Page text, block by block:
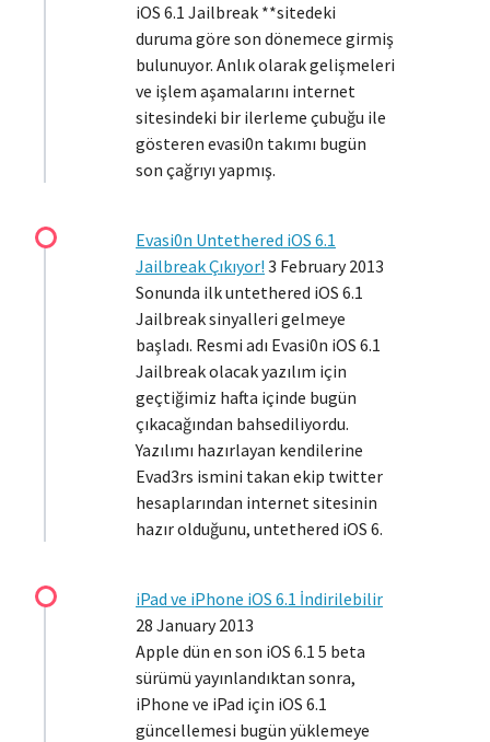
iOS 6.1 Jailbreak **sitedeki
duruma göre son dönemece girmiş
bulunuyor. Anlık olarak gelişmeleri
ve işlem aşamalarını internet
sitesindeki bir ilerleme çubuğu ile
gösteren evasi0n takımı bugün
son çağrıyı yapmış.
Evasi0n Untethered iOS 6.1
Jailbreak Çıkıyor! 3 February 2013
Sonunda ilk untethered iOS 6.1
Jailbreak sinyalleri gelmeye
başladı. Resmi adı Evasi0n iOS 6.1
Jailbreak olacak yazılım için
geçtiğimiz hafta içinde bugün
çıkacağından bahsediliyordu.
Yazılımı hazırlayan kendilerine
Evad3rs ismini takan ekip twitter
hesaplarından internet sitesinin
hazır olduğunu, untethered iOS 6.
iPad ve iPhone iOS 6.1 İndirilebilir
28 January 2013
Apple dün en son iOS 6.1 5 beta
sürümü yayınlandıktan sonra,
iPhone ve iPad için iOS 6.1
güncellemesi bugün yüklemeye